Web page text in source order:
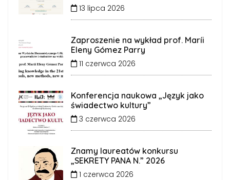
13 lipca 2026
Zaproszenie na wykład prof. Maríi
Eleny Gómez Parry
11 czerwca 2026
Konferencja naukowa „Język jako
świadectwo kultury”
3 czerwca 2026
Znamy laureatów konkursu
„SEKRETY PANA N.” 2026
1 czerwca 2026